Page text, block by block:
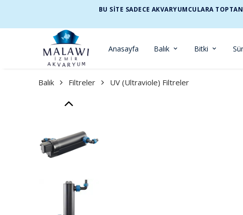
BU SİTE SADECE AKVARYUMCULARA
Anasayfa Balık Bitki
Balık Filtreler UV (Ultraviole) Filtreler